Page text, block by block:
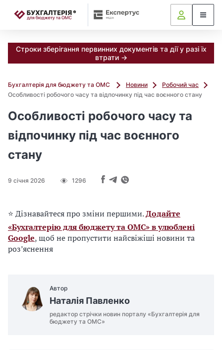
Строки зберігання первинних документів та дії у разі їх
втрати →
Бухгалтерія для бюджету та ОМС Новини
Робочий час
Особливості робочого часу та відпочинку під час воєнного стану
Особливості робочого часу та
відпочинку під час воєнного
стану
9 січня 2026 1296
⭐ Дізнавайтеся про зміни першими.Додайте
«Бухгалтерію для бюджету та ОМС» в улюблені
Google, щоб не пропустити найсвіжіші новини та
роз’яснення
Автор
Наталія Павленко
редактор стрічки новин порталу «Бухгалтерія для
бюджету та ОМС»